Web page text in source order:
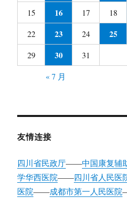
15
16 17 18
22
23 24 25
29
30
31
« 7 月
友情连接
四川省民政厅——中国康复辅
学华西医院——四川省人民医
医院——成都市第一人民医院